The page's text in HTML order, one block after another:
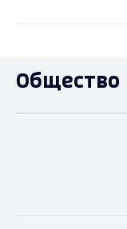
Общество